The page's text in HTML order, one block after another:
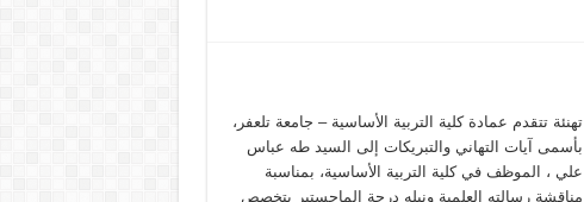
تهنئة تتقدم عمادة كلية التربية الأساسية – جامعة تلعفر،
بأسمى آيات التهاني والتبريكات إلى السيد طه عباس
علي ، الموظف في كلية التربية الأساسية، بمناسبة
مناقشة رسالته العلمية ونيله درجة الماجستير بتخصص